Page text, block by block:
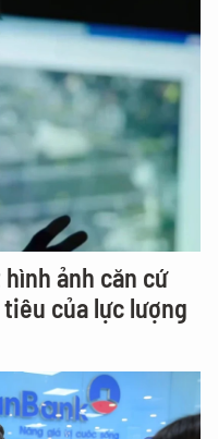
ảnh căn cứ
của lực lượng